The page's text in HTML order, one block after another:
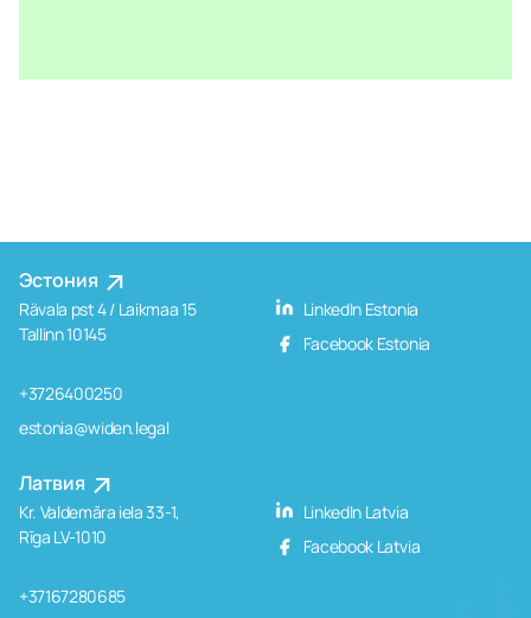
Эстония
Rävala pst 4 / Laikmaa 15
Tallinn 10145
+3726400250
estonia@widen.legal
LinkedIn Estonia
Facebook Estonia
Латвия
Kr. Valdemāra iela 33-1,
Rīga LV-1010
+37167280685
LinkedIn Latvia
Facebook Latvia